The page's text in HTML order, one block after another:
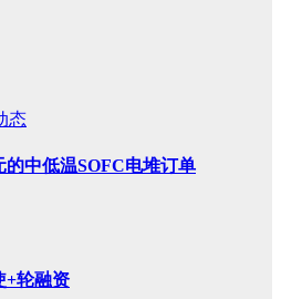
态
的中低温SOFC电堆订单
+轮融资